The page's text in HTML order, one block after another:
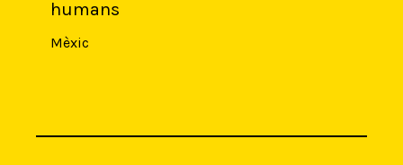
humans
Mèxic